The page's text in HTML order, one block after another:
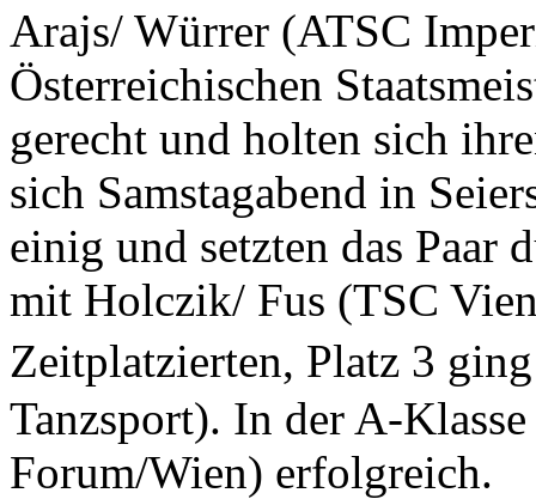
Arajs/ Würrer (ATSC
Österreichischen
gerecht und holten sich
sich Samstagabend in
einig und setzten das Paar
mit Holczik/ Fus (TSC
Zeitplatzierten, Platz 3
Tanzsport). In der A-
Forum/Wien) erfolgreich.